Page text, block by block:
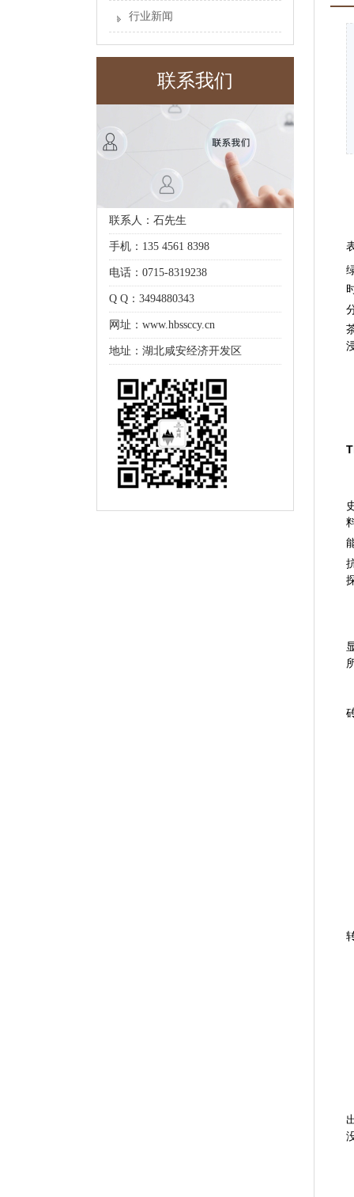
行业新闻
联系我们
联系人：石先生
手机：135 4561 8398
电话：0715-8319238
Q Q：3494880343
网址：www.hbssccy.cn
地址：湖北咸安经济开发区
T